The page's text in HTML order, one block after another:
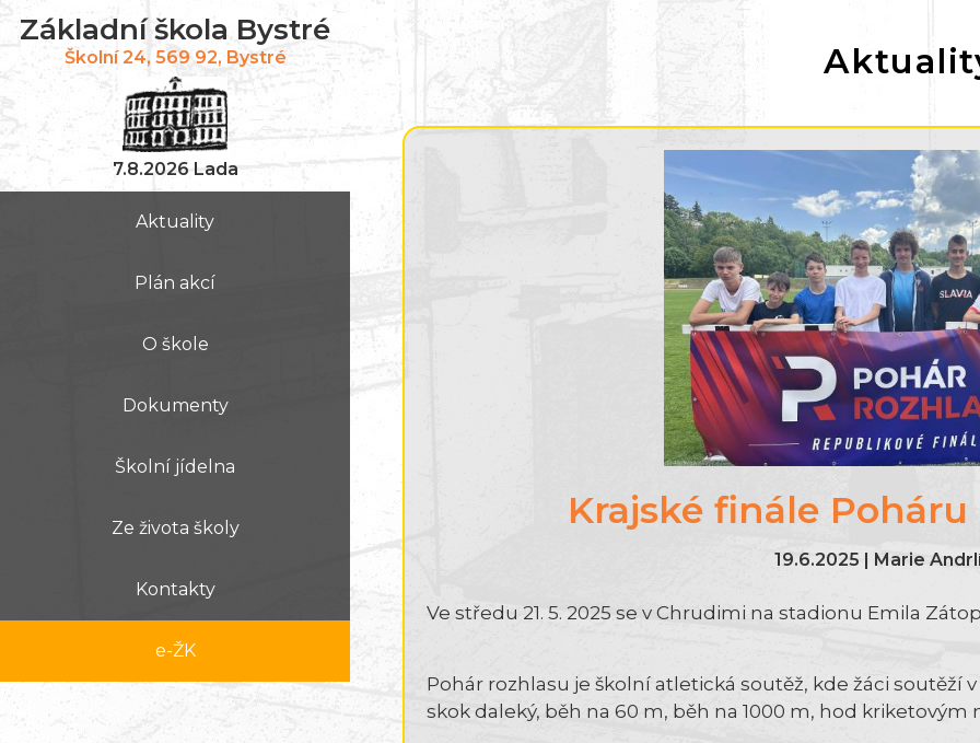
Základní škola Bystré
Školní 24, 569 92, Bystré
7.8.2026 Lada
Aktuality
Plán akcí
O škole
Dokumenty
Školní jídelna
Ze života školy
Kontakty
e-ŽK
Krajské finále Poháru
19.6.2025 | Marie
Ve středu 21. 5. 2025 se v Chrudimi na stadionu Emila
Pohár rozhlasu je školní atletická soutěž, kde žáci soutěží
skok daleký, běh na 60 m, běh na 1000 m, hod